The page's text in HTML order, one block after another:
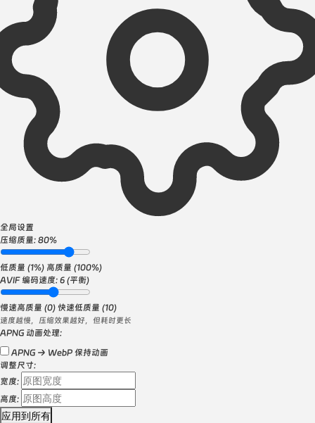
全局设置
压缩质量: 80%
低质量 (1%) 高质量 (100%)
AVIF 编码速度: 6 (平衡)
慢速高质量 (0) 快速低质量 (10)
速度越慢，压缩效果越好，但耗时更长
APNG 动画处理:
APNG → WebP 保持动画
调整尺寸:
宽度:
高度:
应用到所有